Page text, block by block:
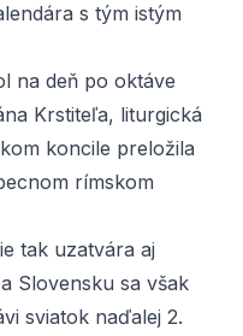
s tým istým
na deň po oktáve
Krstiteľa, liturgická
koncile preložila
rímskom
tak uzatvára aj
Slovensku sa však
sviatok naďalej 2.